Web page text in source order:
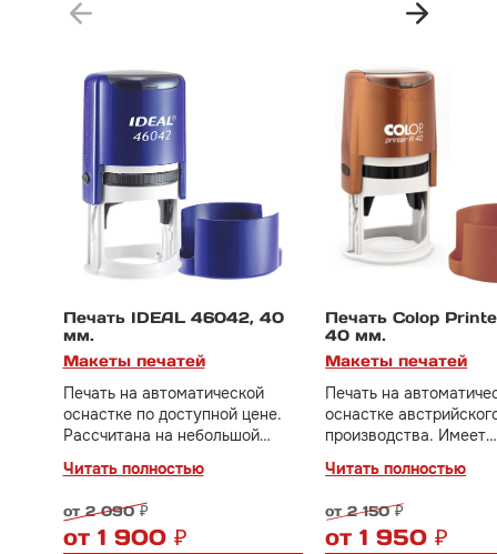
Печать IDEAL 46042, 40
мм.
Макеты печатей
Читать полностью
Печать на автоматической
оснастке по доступной цене.
Рассчитана на небольшой
вариант для тех, кто только
начинает свое дело.
В стоимость включено
изготовление клише печати за
от 2 090 ₽
от 1 900 ₽
Печать Colop
40 мм.
Макеты печатей
Читать полностью
Печать на
оснастке
производства. Имеет
механизм, отличное
В стоимость включено
изготовление клише
от 2 150 ₽
от 1 950 ₽